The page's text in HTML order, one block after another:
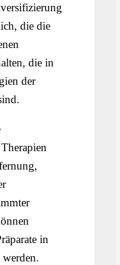
die die
die in
der
in
werden.